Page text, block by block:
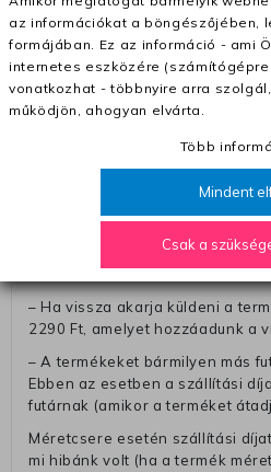
– A kapott termék cseréjéért
számolunk fel (oda -vissza út)
Pénzvisszatérítés:
A pénz visszatérítéséhez
Öntől a terméket/
elküldheti. Olyan utávéttel
csomagba kérjük, hogy a
egyszerűsítése érdekében
rá a számla IBAN-számát és a
– Ha vissza akarja küldeni a
2290 Ft, amelyet hozzáadunk a
– A termékeket bármilyen más
Ebben az esetben a szállítási
futárnak (amikor a terméket
Méretcsere esetén szállítási
mi hibánk volt (ha a termék
az információkat a böngészőjében,
formájában. Ez az információ - ami
internetes eszközére
vonatkozhat - többnyire arra
működjön, ahogyan elvárta.
Több
Mindent
Csak a